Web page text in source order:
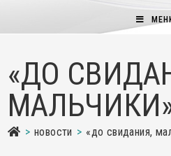
«ДО
> новости > «до свидания,